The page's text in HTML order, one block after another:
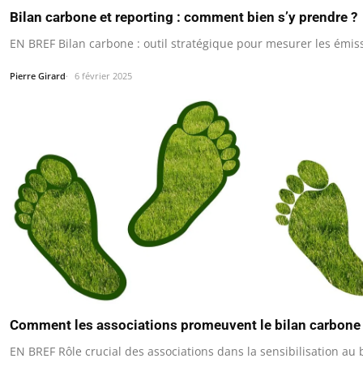
Bilan carbone et reporting : comment bien s’y prendre ?
EN BREF Bilan carbone : outil stratégique pour mesurer les
Pierre Girard 6 février 2025
Comment les associations promeuvent le bilan carbone
EN BREF Rôle crucial des associations dans la sensibilisation au